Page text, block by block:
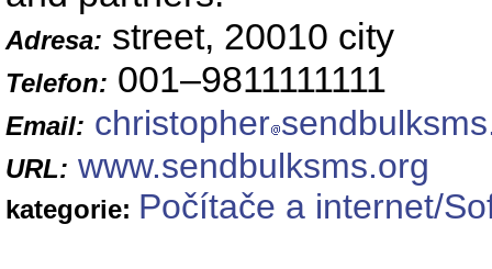
Adresa: street, 20010 city
Telefon: 001–9811111111
Email: christopher
URL: www.sendbulksms.org
kategorie: Počítače a internet/